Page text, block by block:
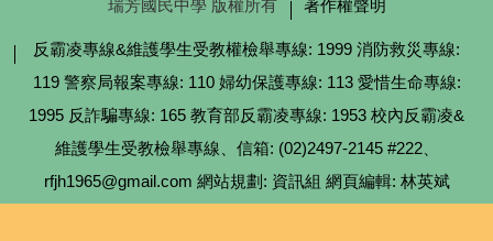
【校外轉知】2026年六福永續獎比賽
【專任運動教練甄選】公告本校114學年度代理羽球專任
運動教練甄選簡章
瑞芳國民中學 版權所有 著作權聲明
反霸凌專線&維護學生受教權檢舉專線: 1999 消防救災專線:
119 警察局報案專線: 110 婦幼保護專線: 113 愛惜生命專線:
1995 反詐騙專線: 165 教育部反霸凌專線: 1953 校內反霸凌&
維護學生受教檢舉專線、信箱: (02)2497-2145 #222、
rfjh1965@gmail.com 網站規劃: 資訊組 網頁編輯: 林英斌